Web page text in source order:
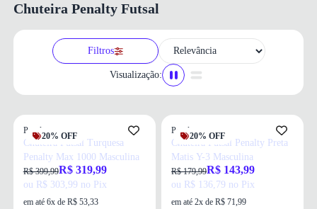
Chuteira Penalty Futsal
Filtros
Visualização:
20% OFF
Penalty
Chuteira Futsal Turquesa
Penalty Max 1000 Masculina
R$ 399,99R$ 319,99
ou R$ 303,99 no Pix
em até 6x de R$ 53,33
20% OFF
Penalty
Chuteira Futsal Penalty Preta
Matis Y-3 Masculina
R$ 179,99R$ 143,99
ou R$ 136,79 no Pix
em até 2x de R$ 71,99